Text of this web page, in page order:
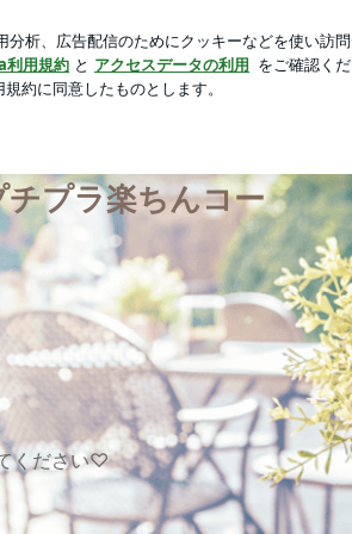
カジュアル派のプチプラ楽ちんコーデ
プラ楽ちんコー
ください♡